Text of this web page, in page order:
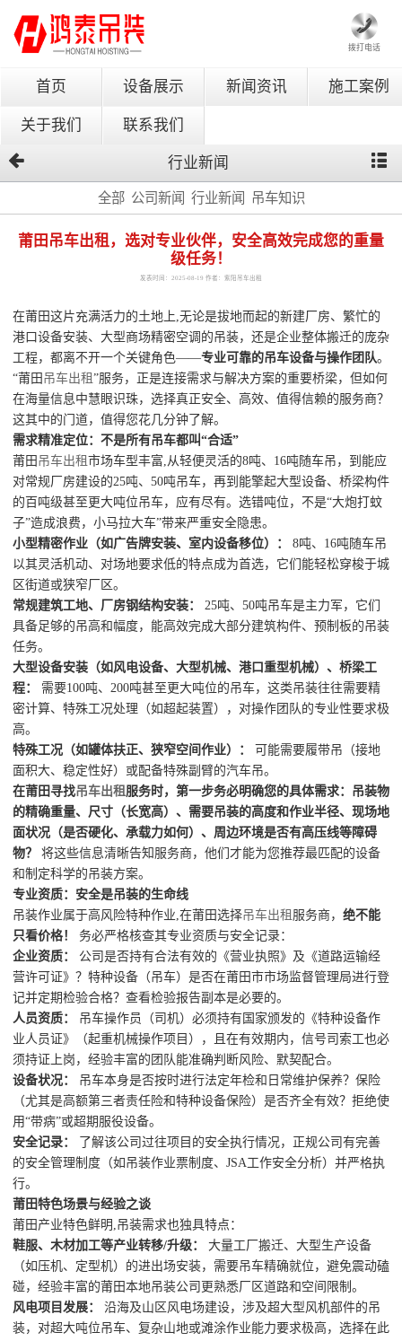
拨打电话
首页 设备展示 新闻资讯 施工案例
关于我们 联系我们
行业新闻
全部 公司新闻 行业新闻 吊车知识
莆田吊车出租，选对专业伙伴，安全高效完成您的重量
级任务！
发表时间：2025-08-19 作者：紫阳吊车出租
在莆田这片充满活力的土地上,无论是拔地而起的新建厂房、繁忙的
港口设备安装、大型商场精密空调的吊装，还是企业整体搬迁的庞杂
工程，都离不开一个关键角色——专业可靠的吊车设备与操作团队。
“莆田 吊车出租 ”服务，正是连接需求与解决方案的重要桥梁，但如何
在海量信息中慧眼识珠，选择真正安全、高效、值得信赖的服务商？
这其中的门道，值得您花几分钟了解。
需求精准定位：不是所有吊车都叫“合适”
莆田 吊车出租 市场车型丰富,从轻便灵活的8吨、16吨随车吊，到能应
对常规厂房建设的25吨、50吨吊车，再到能擎起大型设备、桥梁构件
的百吨级甚至更大吨位吊车，应有尽有。 选错吨位，不是“大炮打蚊
子”造成浪费，小马拉大车”带来严重安全隐患。
小型精密作业（如广告牌安装、室内设备移位）：
8吨、16吨随车吊
以其灵活机动、对场地要求低的特点成为首选，它们能轻松穿梭于城
区街道或狭窄厂区。
常规建筑工地、厂房钢结构安装：
25吨、50吨吊车是主力军，它们
具备足够的吊高和幅度，能高效完成大部分建筑构件、预制板的吊装
任务。
大型设备安装（如风电设备、大型机械、港口重型机械）、桥梁工
程：
需要100吨、200吨甚至更大吨位的吊车，这类吊装往往需要精
密计算、特殊工况处理（如超起装置），对操作团队的专业性要求极
高。
特殊工况（如罐体扶正、狭窄空间作业）：
可能需要履带吊（接地
面积大、稳定性好）或配备特殊副臂的汽车吊。
在莆田寻找吊车出租服务时，第一步务必明确您的具体需求：吊装物
的精确重量、尺寸（长宽高）、需要吊装的高度和作业半径、现场地
面状况（是否硬化、承载力如何）、周边环境是否有高压线等障碍
物？
将这些信息清晰告知服务商，他们才能为您推荐最匹配的设备
和制定科学的吊装方案。
专业资质：安全是吊装的生命线
吊装作业属于高风险特种作业,在莆田选择吊车出租 服务商， 绝不能
只看价格！
务必严格核查其专业资质与安全记录：
企业资质：
公司是否持有合法有效的《营业执照》及《道路运输经
营许可证》？特种设备（吊车）是否在莆田市市场监督管理局进行登
记并定期检验合格？查看检验报告副本是必要的。
人员资质：
吊车操作员（司机）必须持有国家颁发的《特种设备作
业人员证》（起重机械操作项目），且在有效期内，信号司索工也必
须持证上岗，经验丰富的团队能准确判断风险、默契配合。
设备状况：
吊车本身是否按时进行法定年检和日常维护保养？保险
（尤其是高额第三者责任险和特种设备保险）是否齐全有效？拒绝使
用“带病”或超期服役设备。
安全记录：
了解该公司过往项目的安全执行情况，正规公司有完善
的安全管理制度（如吊装作业票制度、JSA工作安全分析）并严格执
行。
莆田特色场景与经验之谈
莆田产业特色鲜明,吊装需求也独具特点：
鞋服、木材加工等产业转移/升级：
大量工厂搬迁、大型生产设备
（如压机、定型机）的进出场安装，需要吊车精确就位，避免震动磕
碰，经验丰富的莆田本地吊装公司更熟悉厂区道路和空间限制。
风电项目发展：
沿海及山区风电场建设，涉及超大型风机部件的吊
装，对超大吨位吊车、复杂山地或滩涂作业能力要求极高，选择在此